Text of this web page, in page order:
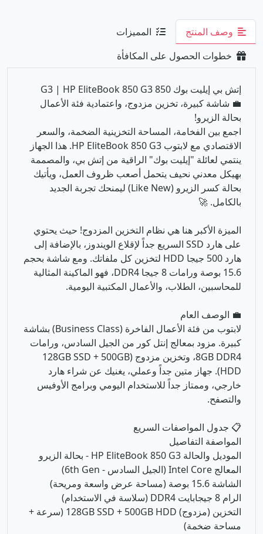
وصف المنتج
المميزات
خطوات الحصول على المكافأة
إتش بي إيليت بوك 850 G3 | HP EliteBook 850 G3
💼 شاشة كبيرة، تخزين مزدوج، واعتمادية فئة الأعمال
بحالة الزيرو!
اجمع بين الفخامة، المساحة التخزينية الضخمة، والسعر
الاقتصادي مع لابتوب HP EliteBook 850 G3. هذا الجهاز
ينتمي لعائلة "إيليت بوك" الراقية من إتش بي، والمصممة
بهيكل معدني نحيف يتحمل أصعب ظروف العمل، ويأتيك
بحالة كسر الزيرو (Like New) ليمنحك تجربة الجديد
بالكامل. 🚀
الميزة الأكبر هنا هي نظام التخزين المزدوج! حيث يحتوي
على هارد SSD السريع جداً لإقلاع الويندوز، بالإضافة إلى
هارد 500 جيجا HDD لتخزين كل ملفاتك. ومع شاشة بحجم
15.6 بوصة ورامات 8 جيجا DDR4، فهو الماكينة المثالية
للمحاسبين، الطلاب، والأعمال المكتبية اليومية.
💼 الوصف العام
لابتوب من فئة الأعمال الفاخرة (Business Class) بشاشة
كبيرة. مزود بمعالج إنتل كور من الجيل السادس، ورامات
8GB DDR4، وتخزين مزدوج (128GB SSD + 500GB
HDD). جهاز متين جداً وعملي، يغنيك عن شراء هارد
خارجي، وممتاز جداً للاستخدام اليومي وبرامج الأوفيس
والتصفح.
📋 جدول المواصفات السريع
المواصفة التفاصيل
الموديل والحالة HP EliteBook 850 G3 - بحالة الزيرو
المعالج Intel Core (الجيل السادس - 6th Gen)
الشاشة 15.6 بوصة (مساحة عرض واسعة ومريحة)
الرام 8 جيجابايت DDR4 (سلاسة في الاستخدام)
التخزين (مزدوج) 128GB SSD + 500GB HDD (سرعة +
مساحة ضخمة)